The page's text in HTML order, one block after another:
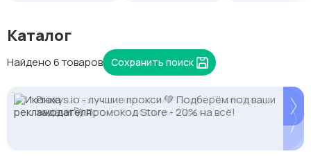
Каталог
Найдено 6 товаров Сохранить поиск
-35% на прокси с высоким IP Score. Промокод:
MASK35. Чистые IP, минимум банов.
2328.io — прием крипто платежей
Proxys.io - лучшие прокси 💚 Подберём под ваши
задачи 🚀 Промокод Store - 20% на всё!